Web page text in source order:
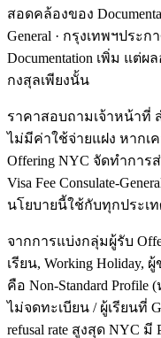
สอดคล้องของ
General · กรุงเทพฯประ
Documentation เพิ่ม แต่
กงสุลเพียงนั้น
ราคาสอบถามเจ้าหน้าที่
ไม่มีค่าใช้จ่ายแฝง หากเ
Offering NYC จัดทำการ
Visa Fee Consulate-
นโยบายนี้ใช้กับทุกประเท
จากการแบ่งกลุ่มผู้รับ
เรียน, Working Holiday,
คือ Non-Standard Profile
ไม่จดทะเบียน / ผู้เรียนที่
refusal rate สูงสุด NYC มี